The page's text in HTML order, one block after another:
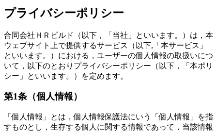
プライバシーポリシー
合同会社ＨＲビルド（以下，「当社」といいます。）は，本
ウェブサイト上で提供するサービス（以下,「本サービス」
といいます。）における，ユーザーの個人情報の取扱いにつ
いて，以下のとおりプライバシーポリシー（以下，「本ポリ
シー」といいます。）を定めます。
第1条（個人情報）
「個人情報」とは，個人情報保護法にいう「個人情報」を指
すものとし，生存する個人に関する情報であって，当該情報